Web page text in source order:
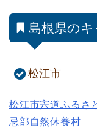
島根県のキ
松江市
松江市宍道ふるさ
忌部自然休養村